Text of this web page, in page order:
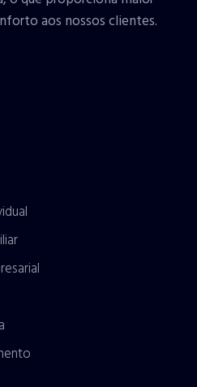
aos nossos clientes.